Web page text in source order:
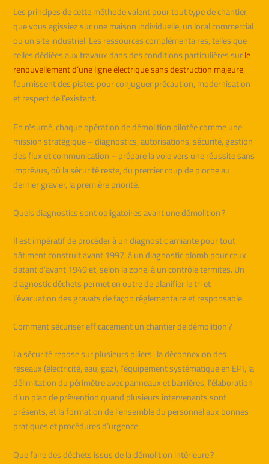
Les principes de cette méthode valent pour tout type de chantier,
que vous agissiez sur une maison individuelle, un local commercial
ou un site industriel. Les ressources complémentaires, telles que
celles dédiées aux travaux dans des conditions particulières surle
renouvellement d’une ligne électrique sans destruction majeure,
fournissent des pistes pour conjuguer précaution, modernisation
et respect de l’existant.
En résumé, chaque opération de démolition pilotée comme une
mission stratégique – diagnostics, autorisations, sécurité, gestion
des flux et communication – prépare la voie vers une réussite sans
imprévus, où la sécurité reste, du premier coup de pioche au
dernier gravier, la première priorité.
Quels diagnostics sont obligatoires avant une démolition ?
Il est impératif de procéder à un diagnostic amiante pour tout
bâtiment construit avant 1997, à un diagnostic plomb pour ceux
datant d’avant 1949 et, selon la zone, à un contrôle termites. Un
diagnostic déchets permet en outre de planifier le tri et
l’évacuation des gravats de façon réglementaire et responsable.
Comment sécuriser efficacement un chantier de démolition ?
La sécurité repose sur plusieurs piliers : la déconnexion des
réseaux (électricité, eau, gaz), l’équipement systématique en EPI, la
délimitation du périmètre avec panneaux et barrières, l’élaboration
d’un plan de prévention quand plusieurs intervenants sont
présents, et la formation de l’ensemble du personnel aux bonnes
pratiques et procédures d’urgence.
Que faire des déchets issus de la démolition intérieure ?